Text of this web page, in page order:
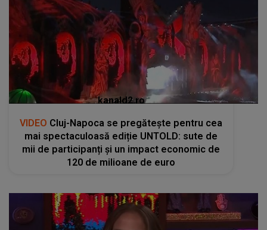
VIDEOCluj-Napoca se pregătește pentru cea
mai spectaculoasă ediție UNTOLD: sute de
mii de participanți și un impact economic de
120 de milioane de euro
kanald2.ro